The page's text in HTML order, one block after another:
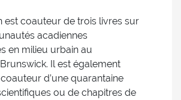
est coauteur de trois livres sur
acadiennes
en milieu urbain au
Il est également
d’une quarantaine
ou de chapitres de